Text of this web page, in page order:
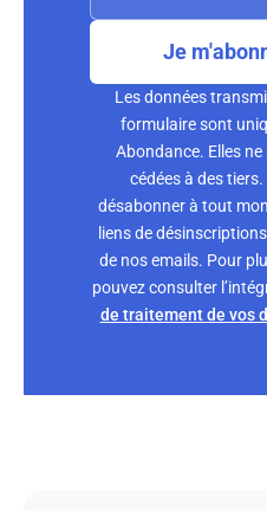
Je
Les données
formulaire sont
Abondance. Elles
cédées à des
désabonner à tout
liens de
de nos emails. Pour
pouvez consulter
de traitement de vos